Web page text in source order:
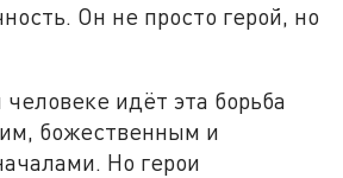
Он не просто герой, но
идёт эта борьба
божественным и
Но герои